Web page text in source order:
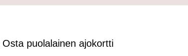
Osta puolalainen ajokortti